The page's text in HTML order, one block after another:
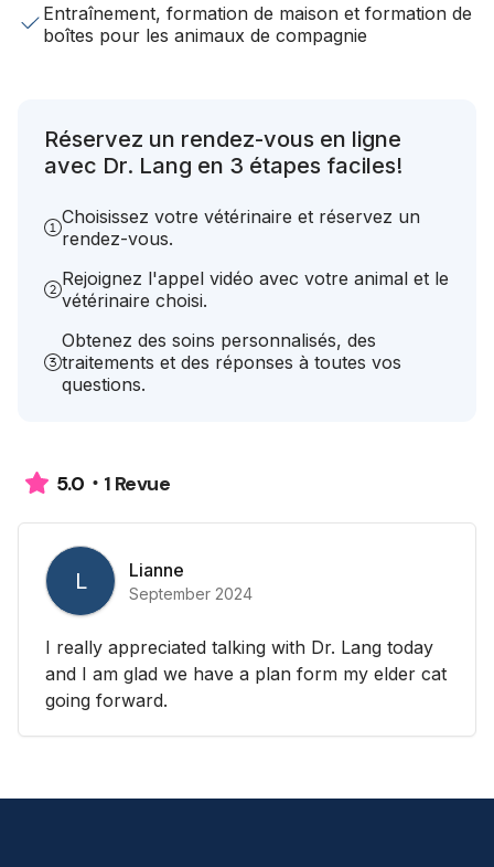
Entraînement, formation de maison et formation de
boîtes pour les animaux de compagnie
Réservez un rendez-vous en ligne
avec Dr. Lang en 3 étapes faciles!
Choisissez votre vétérinaire et réservez un
rendez-vous.
Rejoignez l'appel vidéo avec votre animal et le
vétérinaire choisi.
Obtenez des soins personnalisés, des
traitements et des réponses à toutes vos
questions.
5.0 1 Revue
L Lianne
September 2024
I really appreciated talking with Dr. Lang today
and I am glad we have a plan form my elder cat
going forward.